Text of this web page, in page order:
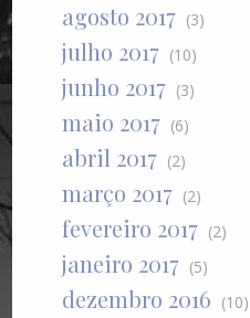
agosto 2017 (3)
julho 2017 (10)
junho 2017 (3)
maio 2017 (6)
abril 2017 (2)
março 2017 (2)
fevereiro 2017 (2)
janeiro 2017 (5)
dezembro 2016 (10)